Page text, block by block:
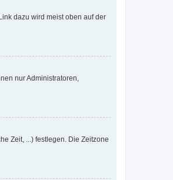
dazu wird meist oben auf der
nur Administratoren,
Zeit, ...) festlegen. Die Zeitzone